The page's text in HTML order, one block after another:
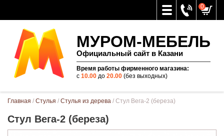
0
МУРОМ-МЕБЕЛЬ
Официальный сайт в Казани
Время работы фирменного магазина:
с 10.00до 20.00(без выходных)
Вы здесь
Главная / Стулья / Стулья из дерева / Стул Вега-2 (береза)
Стул Вега-2 (береза)